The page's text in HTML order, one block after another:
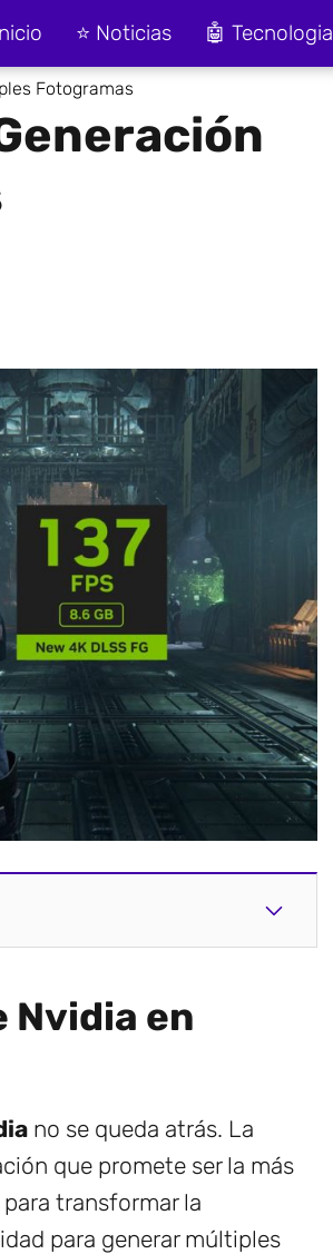
⭐ Noticias 🤖 Tecnologia
Fotogramas
Nvidia en
no se queda atrás. La
que promete ser la más
transformar la
para generar múltiples